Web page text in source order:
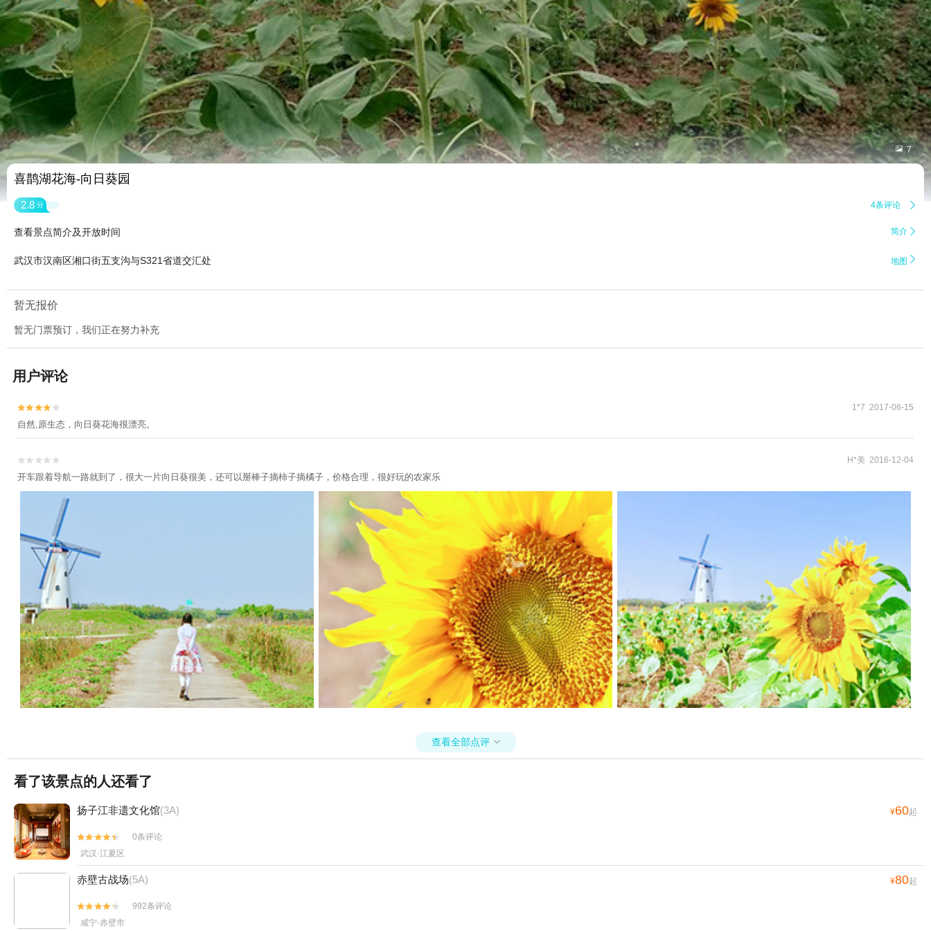
 7
喜鹊湖花海-向日葵园
2.8 分 4条评论 
查看景点简介及开放时间 简介 
武汉市汉南区湘口街五支沟与S321省道交汇处 地图 
暂无报价
暂无门票预订，我们正在努力补充
用户评论

 1*7 2017-06-15
自然,原生态，向日葵花海很漂亮。

 H*美 2016-12-04
开车跟着导航一路就到了，很大一片向日葵很美，还可以掰棒子摘柿子摘橘子，价格合理，很好玩的农家乐
查看全部点评 
看了该景点的人还看了
扬子江非遗文化馆(3A) ¥60起


0条评论
武汉·江夏区
赤壁古战场(5A) ¥80起


992条评论
咸宁·赤壁市